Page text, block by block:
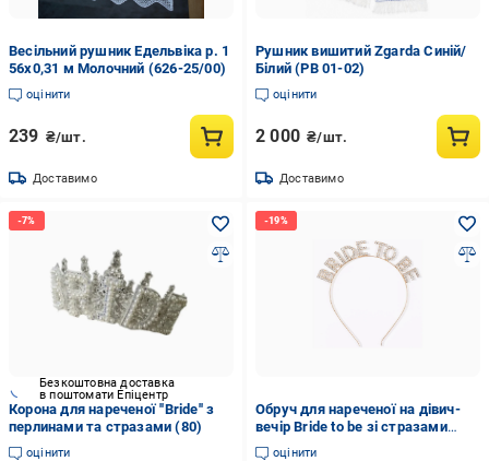
Весільний рушник Едельвіка р. 1
56х0,31 м Молочний (626-25/00)
оцінити
239 ₴/шт.
Доставимо
Рушник вишитий Zgarda Синій/
Білий (РВ 01-02)
оцінити
2 000 ₴/шт.
Доставимо
Безкоштовна доставка
в поштомати Епіцентр
Корона для нареченої ''Bride'' з
перлинами та стразами (80)
оцінити
Обруч для нареченої на дівич-
вечір Bride to be зі стразами
Золотий (46)
оцінити